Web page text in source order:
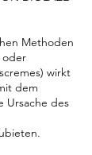
Methoden
oder
wirkt
dem
Ursache des